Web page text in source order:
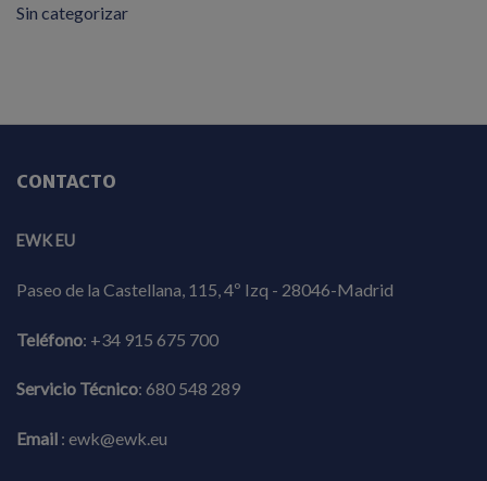
Sin categorizar
CONTACTO
EWK EU
Paseo de la Castellana, 115, 4º Izq - 28046-Madrid
Teléfono: +34 915 675 700
Servicio Técnico: 680 548 289
Email : ewk@ewk.eu